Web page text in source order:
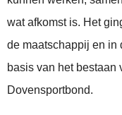
wat afkomst is. Het
de maatschappij en in
basis van het
Dovensportbond.